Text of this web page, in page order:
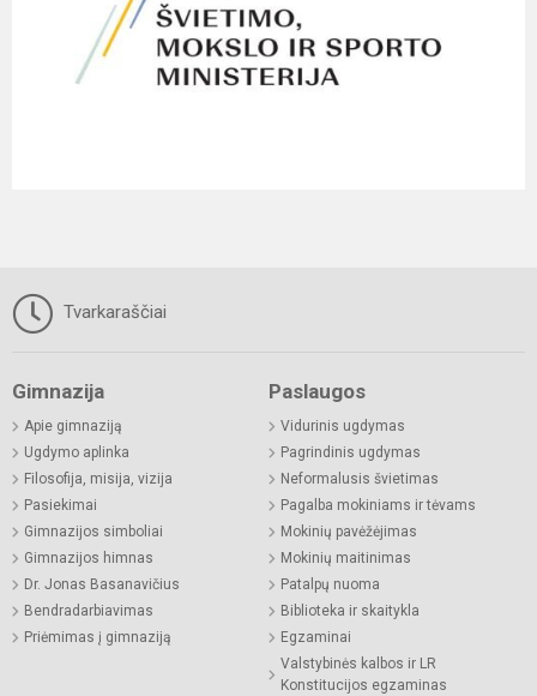
Tvarkaraščiai
Gimnazija
Apie gimnaziją
Ugdymo aplinka
Filosofija, misija, vizija
Pasiekimai
Gimnazijos simboliai
Gimnazijos himnas
Dr. Jonas Basanavičius
Bendradarbiavimas
Priėmimas į gimnaziją
Paslaugos
Vidurinis ugdymas
Pagrindinis ugdymas
Neformalusis švietimas
Pagalba mokiniams ir tėvams
Mokinių pavėžėjimas
Mokinių maitinimas
Patalpų nuoma
Biblioteka ir skaitykla
Egzaminai
Valstybinės kalbos ir LR
Konstitucijos egzaminas